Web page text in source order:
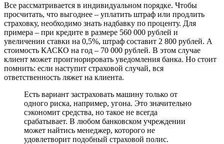
Все рассматривается в индивидуальном порядке. Чтобы
просчитать, что выгоднее – уплатить штраф или продлить
страховку, необходимо знать надбавку по проценту. Для
примера – при кредите в размере 560 000 рублей и
увеличении ставки на 0,5%, штраф составит 2 800 рублей. А
стоимость КАСКО на год – 70 000 рублей. В этом случае
клиент может проигнорировать уведомления банка. Но стоит
помнить: если наступит страховой случай, вся
ответственность ляжет на клиента.
Есть вариант застраховать машину только от
одного риска, например, угона. Это значительно
сэкономит средства, но такое не всегда
срабатывает. В любом банковском учреждении
может найтись менеджер, которого не
удовлетворит подобный страховой полис.